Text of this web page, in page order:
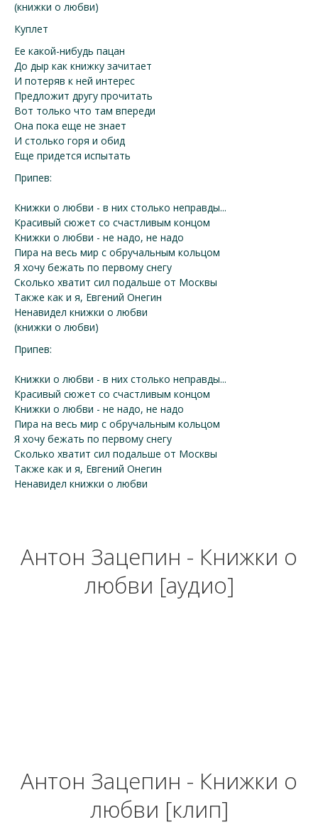
(книжки о любви)
Куплет
Ее какой-нибудь пацан
До дыр как книжку зачитает
И потеряв к ней интерес
Предложит другу прочитать
Вот только что там впереди
Она пока еще не знает
И столько горя и обид
Еще придется испытать
Припев:
Книжки о любви - в них столько неправды...
Красивый сюжет со счастливым концом
Книжки о любви - не надо, не надо
Пира на весь мир с обручальным кольцом
Я хочу бежать по первому снегу
Сколько хватит сил подальше от Москвы
Также как и я, Евгений Онегин
Ненавидел книжки о любви
(книжки о любви)
Припев:
Книжки о любви - в них столько неправды...
Красивый сюжет со счастливым концом
Книжки о любви - не надо, не надо
Пира на весь мир с обручальным кольцом
Я хочу бежать по первому снегу
Сколько хватит сил подальше от Москвы
Также как и я, Евгений Онегин
Ненавидел книжки о любви
Антон Зацепин - Книжки о
любви [аудио]
Антон Зацепин - Книжки о
любви [клип]